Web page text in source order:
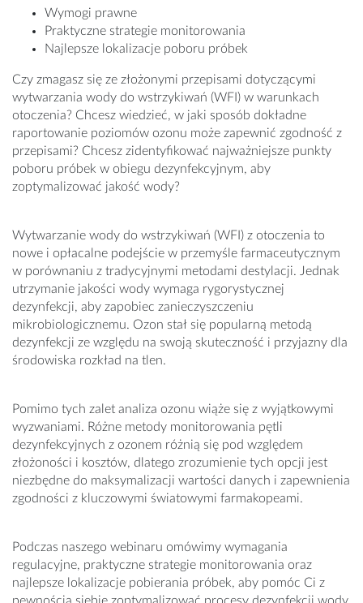
Wymogi prawne
Praktyczne strategie monitorowania
Najlepsze lokalizacje poboru próbek
Czy zmagasz się ze złożonymi przepisami dotyczącymi
wytwarzania wody do wstrzykiwań (WFI) w warunkach
otoczenia? Chcesz wiedzieć, w jaki sposób dokładne
raportowanie poziomów ozonu może zapewnić zgodność z
przepisami? Chcesz zidentyfikować najważniejsze punkty
poboru próbek w obiegu dezynfekcyjnym, aby
zoptymalizować jakość wody?
Wytwarzanie wody do wstrzykiwań (WFI) z otoczenia to
nowe i opłacalne podejście w przemyśle farmaceutycznym
w porównaniu z tradycyjnymi metodami destylacji. Jednak
utrzymanie jakości wody wymaga rygorystycznej
dezynfekcji, aby zapobiec zanieczyszczeniu
mikrobiologicznemu. Ozon stał się popularną metodą
dezynfekcji ze względu na swoją skuteczność i przyjazny dla
środowiska rozkład na tlen.
Pomimo tych zalet analiza ozonu wiąże się z wyjątkowymi
wyzwaniami. Różne metody monitorowania pętli
dezynfekcyjnych z ozonem różnią się pod względem
złożoności i kosztów, dlatego zrozumienie tych opcji jest
niezbędne do maksymalizacji wartości danych i zapewnienia
zgodności z kluczowymi światowymi farmakopeami.
Podczas naszego webinaru omówimy wymagania
regulacyjne, praktyczne strategie monitorowania oraz
najlepsze lokalizacje pobierania próbek, aby pomóc Ci z
pewnością siebie zoptymalizować procesy dezynfekcji wody